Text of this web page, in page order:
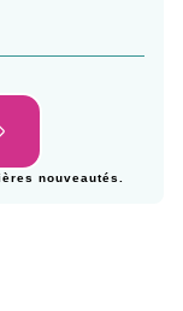
nouveautés.